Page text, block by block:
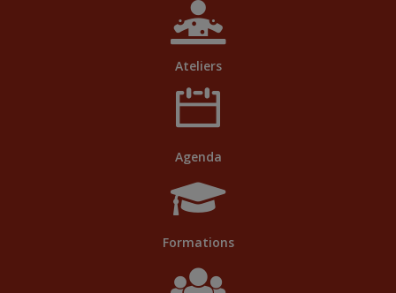
Ateliers
Agenda
Formations